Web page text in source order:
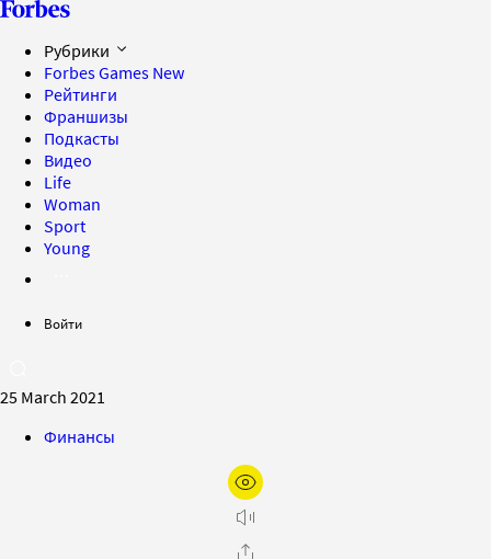
Рубрики
Forbes Games New
Рейтинги
Франшизы
Подкасты
Видео
Life
Woman
Sport
Young
Войти
25 March 2021
Финансы